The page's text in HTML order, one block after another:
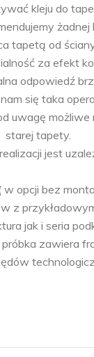
kleju do
od
za efekt
odpowiedź
się taka
uwagę
starej tapety.
jest
w opcji bez
z
jak i seria
zawiera